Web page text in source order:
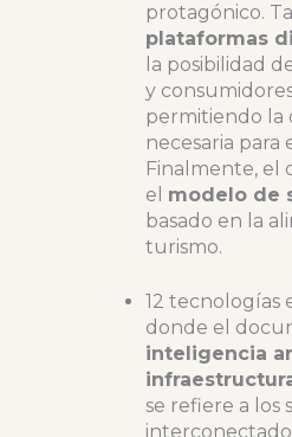
protagónico.
plataformas
la posibilidad
y
permitiendo la
necesaria para
Finalmente, el
el modelo de
basado en la
turismo.
12 tecnologías
donde el
inteligencia
se refiere a los